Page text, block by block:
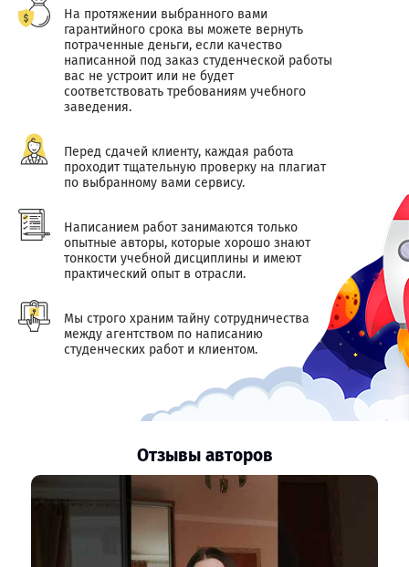
На протяжении выбранного вами
гарантийного срока вы можете вернуть
потраченные деньги, если качество
написанной под заказ студенческой работы
вас не устроит или не будет
соответствовать требованиям учебного
заведения.
Перед сдачей клиенту, каждая работа
проходит тщательную проверку на плагиат
по выбранному вами сервису.
Написанием работ занимаются только
опытные авторы, которые хорошо знают
тонкости учебной дисциплины и имеют
практический опыт в отрасли.
Мы строго храним тайну сотрудничества
между агентством по написанию
студенческих работ и клиентом.
Отзывы авторов